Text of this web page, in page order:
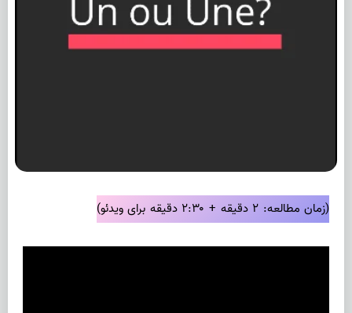
(زمان مطالعه: ۲ دقیقه + ۲:۳۰ دقیقه برای ویدئو)